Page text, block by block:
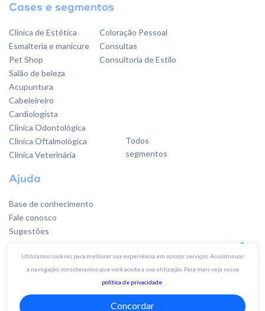
Cases e segmentos
Todos
segmentos
Clínica de Estética
Esmalteria e manicure
Pet Shop
Salão de beleza
Acupuntura
Cabeleireiro
Cardiologista
Clínica Odontológica
Clínica Oftalmológica
Clínica Veterinária
Coloração Pessoal
Consultas
Consultoria de Estilo
Ajuda
Base de conhecimento
Fale conosco
Sugestões
Quer falar
com a gente?
Utilizamos cookies para melhorar sua experiência em nossos serviços. Ao continuar
a navegação, consideramos que você aceita a sua utilização. Para mais veja nossa
política de privacidade
Concordar